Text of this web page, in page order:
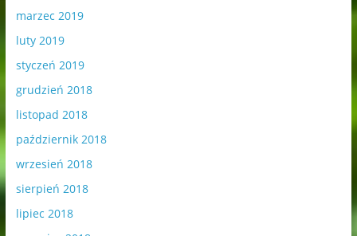
marzec 2019
luty 2019
styczeń 2019
grudzień 2018
listopad 2018
październik 2018
wrzesień 2018
sierpień 2018
lipiec 2018